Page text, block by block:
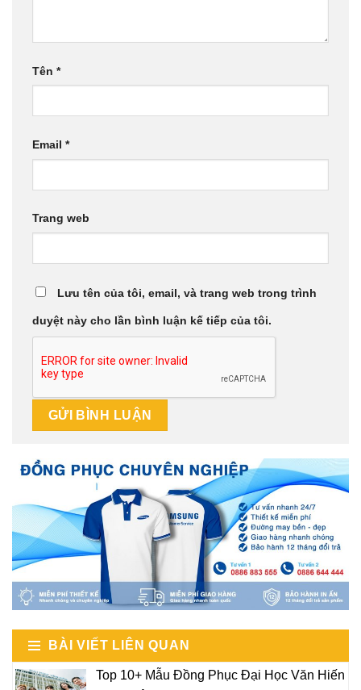
Tên *
Email *
Trang web
Lưu tên của tôi, email, và trang web trong trình
duyệt này cho lần bình luận kế tiếp của tôi.
BÀI VIẾT LIÊN QUAN
Top 10+ Mẫu Đồng Phục Đại Học Văn Hiến